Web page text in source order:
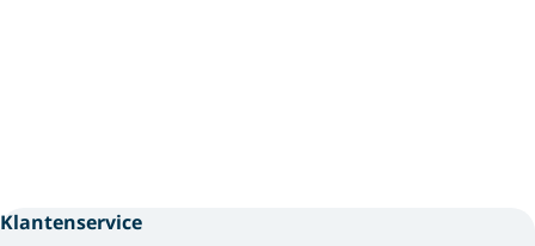
Klantenservice